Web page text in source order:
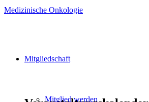
Mitgliedschaft
Mitglied werden